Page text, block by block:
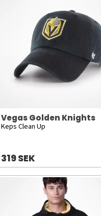
Vegas Golden Knights
Keps Clean Up
319 SEK